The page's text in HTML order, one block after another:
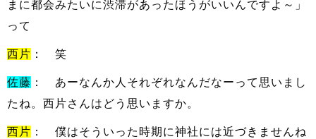
まに都会みたいに渋滞があったほうがいいんですよ～」
って
西片 ： 笑
佐藤 ： あーなんか人それぞれなんだなーって思いまし
たね。西片さんはどう思いますか。
西片 ： 僕はそういった時期に神社には近づきませんね